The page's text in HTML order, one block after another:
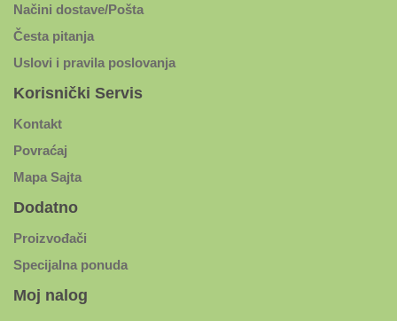
Načini dostave/Pošta
Česta pitanja
Uslovi i pravila poslovanja
Korisnički Servis
Kontakt
Povraćaj
Mapa Sajta
Dodatno
Proizvođači
Specijalna ponuda
Moj nalog